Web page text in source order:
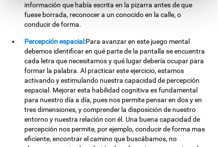
información que había escrita en la pizarra antes de que
fuese borrada, reconocer a un conocido en la calle, o
conducir de forma.
Percepción espacial:Para avanzar en este juego mental
debemos identificar en qué parte de la pantalla se encuentra
cada letra que necesitamos y qué lugar debería ocupar para
formar la palabra. Al practicar este ejercicio, estamos
activando y estimulando nuestra capacidad de percepción
espacial. Mejorar esta habilidad cognitiva es fundamental
para nuestro día a día, pues nos permite pensar en dos y en
tres dimensiones, y comprender la disposición de nuestro
entorno y nuestra relación con él. Una buena capacidad de
percepción nos permite, por ejemplo, conducir de forma mas
eficiente, encontrar el camino que buscábamos, no